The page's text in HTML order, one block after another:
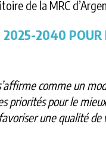
de la MRC
2025-2040
comme un
priorités pour le
une qualité